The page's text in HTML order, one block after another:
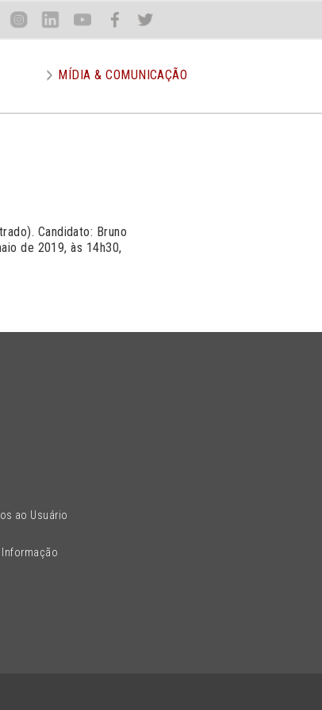
Inst Lin You Face Twit
MÍDIA & COMUNICAÇÃO
Candidato: Bruno
de 2019, às 14h30,
ao Usuário